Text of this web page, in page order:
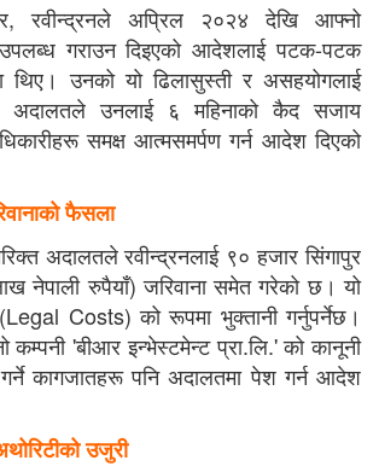
रवीन्द्रनले अप्रिल २०२४ देखि आफ्नो
उपलब्ध गराउन दिइएको आदेशलाई पटक-पटक
थिए। उनको यो ढिलासुस्ती र असहयोगलाई
अदालतले उनलाई ६ महिनाको कैद सजाय
समक्ष आत्मसमर्पण गर्न आदेश दिएको
फैसला
अदालतले रवीन्द्रनलाई ९० हजार सिंगापुर
नेपाली रुपैयाँ) जरिवाना समेत गरेको छ। यो
Costs) को रूपमा भुक्तानी गर्नुपर्नेछ।
'बीआर इन्भेस्टमेन्ट प्रा.लि.' को कानूनी
गर्ने कागजातहरू पनि अदालतमा पेश गर्न आदेश
उजुरी